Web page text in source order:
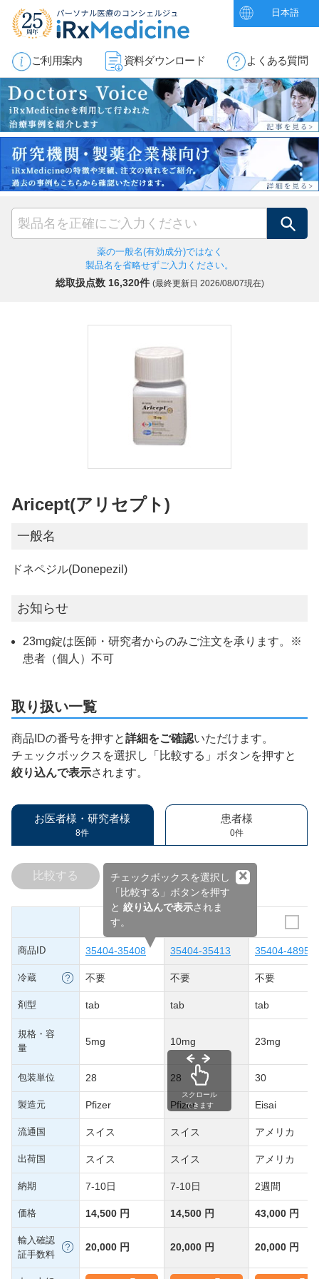
日本語
ご利用案内 資料ダウンロード よくある質問
検索
薬の一般名(有効成分)ではなく
製品名を省略せずご入力ください。
総取扱点数 16,320件 (最終更新日 2026/08/07現在)
Aricept(アリセプト)
一般名
ドネペジル(Donepezil)
お知らせ
23mg錠は医師・研究者からのみご注文を承ります。※
患者（個人）不可
取り扱い一覧
商品IDの番号を押すと詳細をご確認いただけます。
チェックボックスを選択し「比較する」ボタンを押すと
絞り込んで表示されます。
お医者様・研究者様
8件
患者様
0件
チェックボックスを選択し
「比較する」ボタンを押す
と 絞り込んで表示されま
す。
×
比較する
商品ID 35404-35408 35404-35413 35404-48952
冷蔵 不要 不要 不要
剤型 tab tab tab
規格・容
量
5mg 10mg 23mg
包装単位 28 28 30
製造元 Pfizer Pfizer Eisai
流通国 スイス スイス アメリカ
出荷国 スイス スイス アメリカ
納期 7-10日 7-10日 2週間
価格 14,500 円 14,500 円 43,000 円
輸入確認
証手数料
20,000 円 20,000 円 20,000 円
スクロール
できます